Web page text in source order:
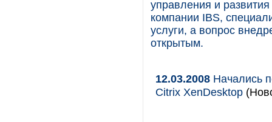
управления и
компании IBS,
услуги, а вопрос
открытым.
12.03.2008 Начались
Citrix XenDesktop